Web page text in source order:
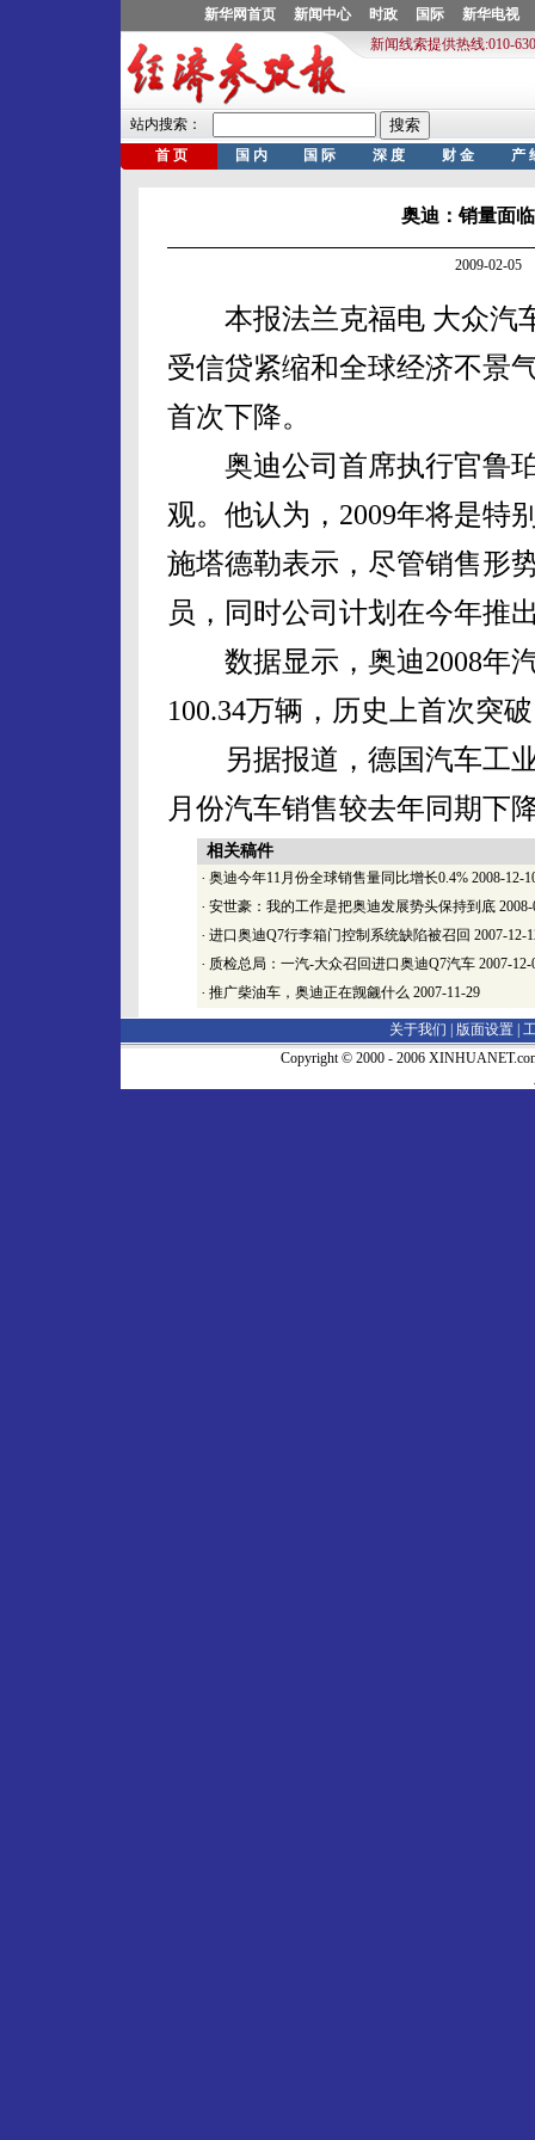
奥迪：销量面
2009-02-05
本报法兰克福电 大众汽
受信贷紧缩和全球经济不景
首次下降。
奥迪公司首席执行官鲁珀
观。他认为，2009年将是特
施塔德勒表示，尽管销售形
员，同时公司计划在今年推
数据显示，奥迪2008年汽
100.34万辆，历史上首次突
另据报道，德国汽车工业
月份汽车销售较去年同期下
相关稿件
· 奥迪今年11月份全球销售量同比增长0.4% 2008-12-
· 安世豪：我的工作是把奥迪发展势头保持到底
· 进口奥迪Q7行李箱门控制系统缺陷被召回 2007-12-
· 质检总局：一汽-大众召回进口奥迪Q7汽车 2007-12-
· 推广柴油车，奥迪正在觊觎什么 2007-11-29
关于我们 | 版面设置
Copyright © 2000 - 2006